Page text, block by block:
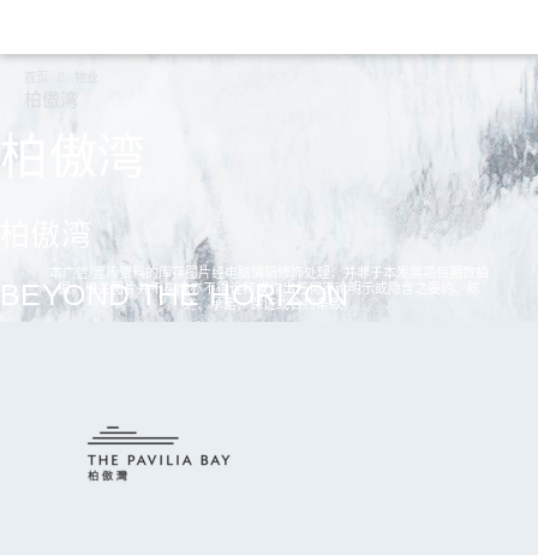
柏傲湾
柏傲湾
本广告/宣传资料的库存图片经电脑编辑修饰处理，并非于本发展项目期数拍
摄。相关图片并不构成亦不得诠释成作出任何不论明示或隐含之要约、陈
述、承诺、保证或合约条款。
柏傲湾
BEYOND THE HORIZON